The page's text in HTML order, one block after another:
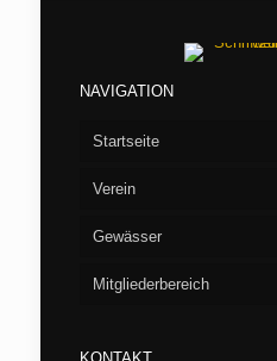
NAVIGATION
Startseite
Verein
Vorstand
Aufnahme
Gewässer
Seen
Mitgliederbereich